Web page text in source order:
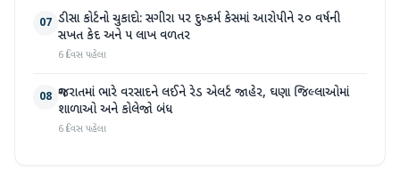
07 ડીસા કોર્ટનો ચુકાદો: સગીરા પર દુષ્કર્મ કેસમાં આરોપીને ૨૦ વર્ષની
સખત કેદ અને ૫ લાખ વળતર
6 દિવસ પહેલા
08 ગુજરાતમાં ભારે વરસાદને લઈને રેડ એલર્ટ જાહેર, ઘણા જિલ્લાઓમાં
શાળાઓ અને કોલેજો બંધ
6 દિવસ પહેલા